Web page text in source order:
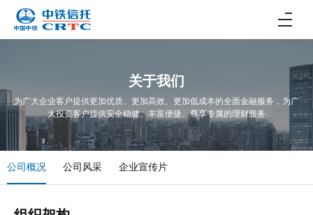
关于我们
为广大企业客户提供更加优质、更加高效、更加低成本的全面金融服务，为广
大投资客户提供安全稳健、丰富便捷、尊享专属的理财服务
公司概况 公司风采 企业宣传片